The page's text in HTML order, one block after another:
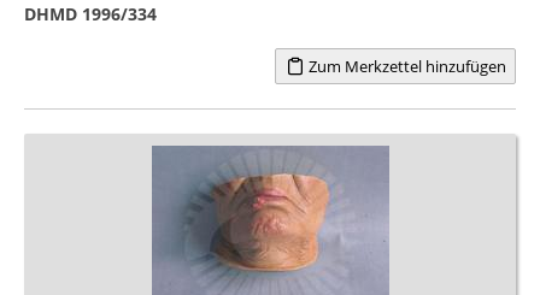
DHMD 1996/334
Zum Merkzettel hinzufügen